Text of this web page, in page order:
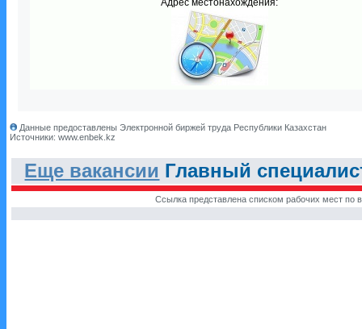
Адрес местонахождения:
Данные предоставлены Электронной биржей труда Республики Казахстан
Источники: www.enbek.kz
Еще вакансии Главный
Ссылка представлена списком рабочих мест по